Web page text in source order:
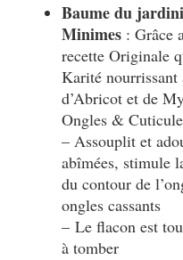
Baume du
Minimes : Grâce
recette Originale
Karité
d’Abricot et de
Ongles &
– Assouplit et
abîmées, stimule
du contour de
ongles cassants
– Le flacon est
à tomber